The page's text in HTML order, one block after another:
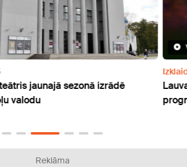
jaunajā sezonā izrādē
valodu
Reklāma